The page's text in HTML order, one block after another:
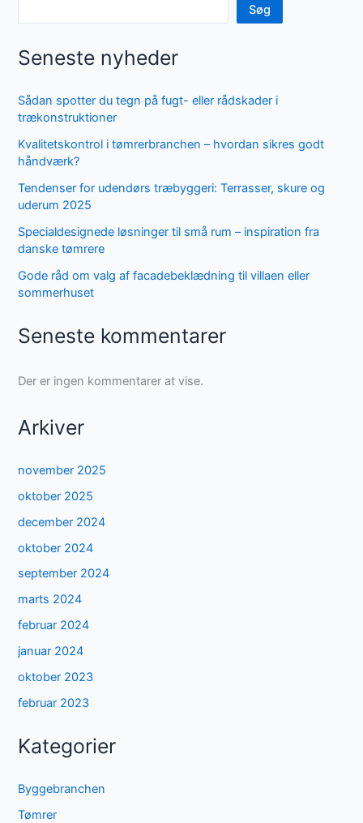
Søg
Seneste nyheder
Sådan spotter du tegn på fugt- eller rådskader i
trækonstruktioner
Kvalitetskontrol i tømrerbranchen – hvordan sikres godt
håndværk?
Tendenser for udendørs træbyggeri: Terrasser, skure og
uderum 2025
Specialdesignede løsninger til små rum – inspiration fra
danske tømrere
Gode råd om valg af facadebeklædning til villaen eller
sommerhuset
Seneste kommentarer
Der er ingen kommentarer at vise.
Arkiver
november 2025
oktober 2025
december 2024
oktober 2024
september 2024
marts 2024
februar 2024
januar 2024
oktober 2023
februar 2023
Kategorier
Byggebranchen
Tømrer